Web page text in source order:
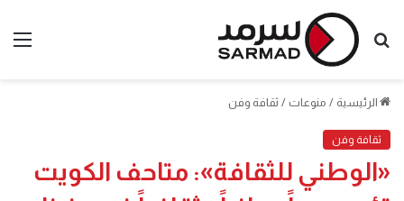
بحث
الرئيسية / منوعات / ثقافة وفن
ثقافة وفن
«الوطني للثقافة»: متاحف الكويت